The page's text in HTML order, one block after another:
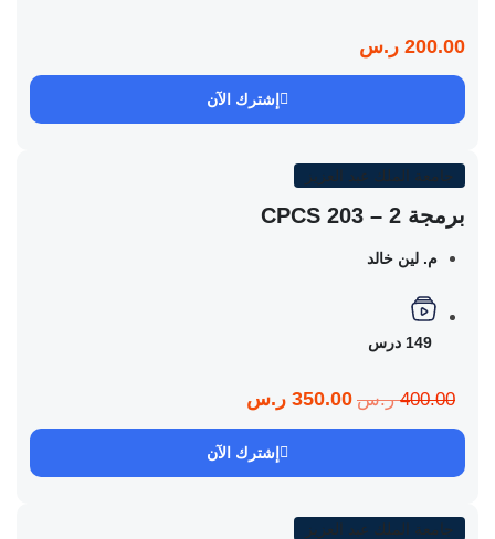
200.00 ر.س
إشترك الآن
جامعة الملك عبد العزيز
برمجة 2 – CPCS 203
م. لين خالد
149 درس
400.00 ر.س 350.00 ر.س
إشترك الآن
جامعة الملك عبد العزيز